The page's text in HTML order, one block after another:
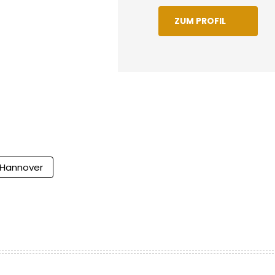
ZUM PROFIL
Hannover